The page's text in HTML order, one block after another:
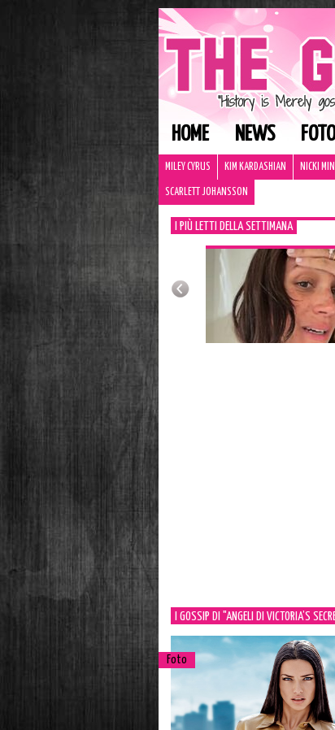
HOME NEWS FOTO
MILEY CYRUS KIM KARDASHIAN NICKI
SCARLETT JOHANSSON
I PIÙ LETTI DELLA SETTIMANA
I GOSSIP DI "ANGELI DI VICTORIA’S
Foto